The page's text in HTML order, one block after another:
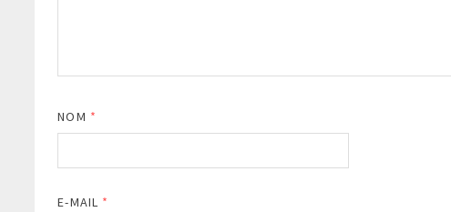
NOM *
E-MAIL *